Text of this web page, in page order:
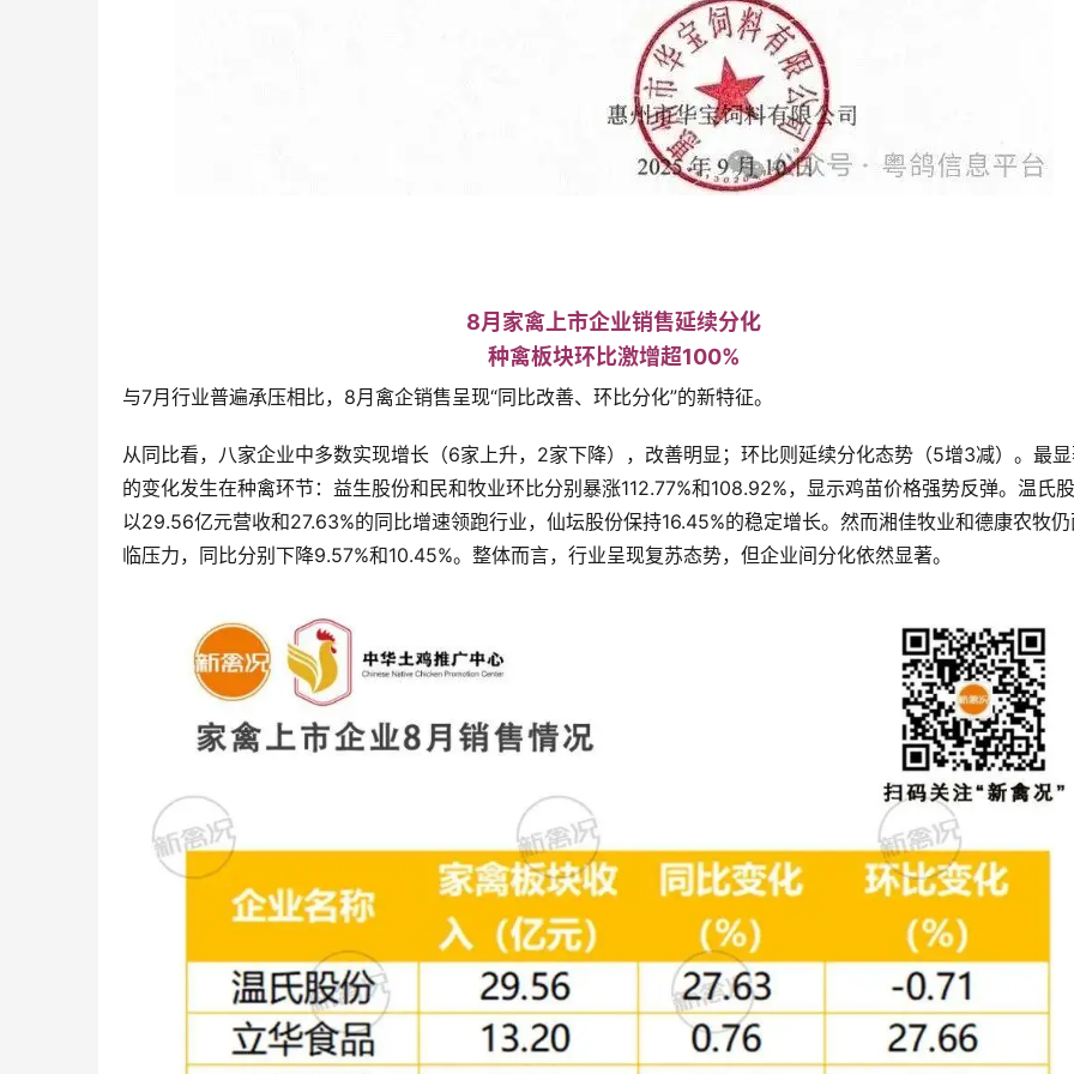
8月家禽上市企业销售延续分化
种禽板块环比激增超100%
与7月行业普遍承压相比，8月禽企销售呈现“同比改善、环比分化”的新特征。
从同比看，八家企业中多数实现增长（6家上升，2家下降），改善明显；环比则延续分化态势（5增3减）。最
的变化发生在种禽环节：益生股份和民和牧业环比分别暴涨112.77%和108.92%，显示鸡苗价格强势反弹。温氏
以29.56亿元营收和27.63%的同比增速领跑行业，仙坛股份保持16.45%的稳定增长。然而湘佳牧业和德康农牧
临压力，同比分别下降9.57%和10.45%。整体而言，行业呈现复苏态势，但企业间分化依然显著。